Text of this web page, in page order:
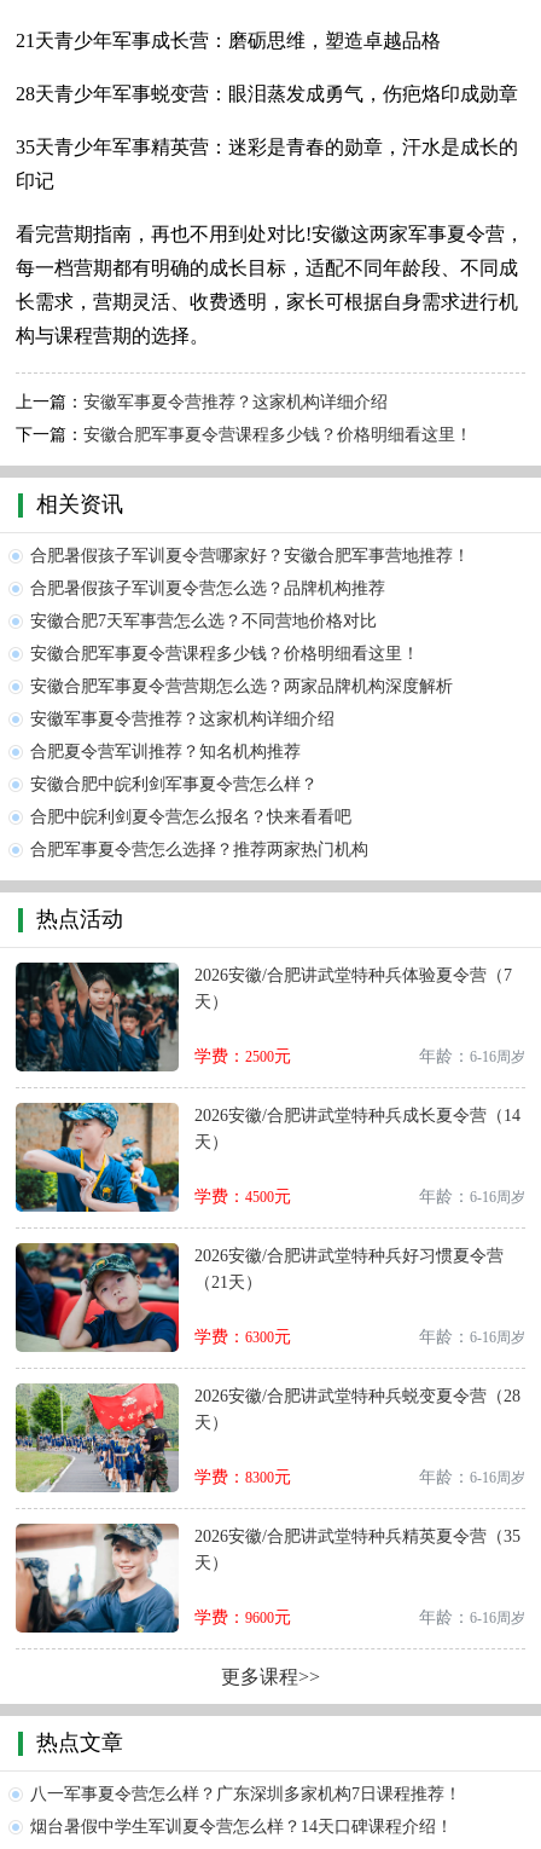
21天青少年军事成长营：磨砺思维，塑造卓越品格
28天青少年军事蜕变营：眼泪蒸发成勇气，伤疤烙印成勋章
35天青少年军事精英营：迷彩是青春的勋章，汗水是成长的
印记
看完营期指南，再也不用到处对比!安徽这两家军事夏令营，
每一档营期都有明确的成长目标，适配不同年龄段、不同成
长需求，营期灵活、收费透明，家长可根据自身需求进行机
构与课程营期的选择。
上一篇：安徽军事夏令营推荐？这家机构详细介绍
下一篇：安徽合肥军事夏令营课程多少钱？价格明细看这里！
相关资讯
合肥暑假孩子军训夏令营哪家好？安徽合肥军事营地推荐！
合肥暑假孩子军训夏令营怎么选？品牌机构推荐
安徽合肥7天军事营怎么选？不同营地价格对比
安徽合肥军事夏令营课程多少钱？价格明细看这里！
安徽合肥军事夏令营营期怎么选？两家品牌机构深度解析
安徽军事夏令营推荐？这家机构详细介绍
合肥夏令营军训推荐？知名机构推荐
安徽合肥中皖利剑军事夏令营怎么样？
合肥中皖利剑夏令营怎么报名？快来看看吧
合肥军事夏令营怎么选择？推荐两家热门机构
热点活动
2026安徽/合肥讲武堂特种兵体验夏令营（7
天）
学费： 2500元 年龄： 6-16周岁
2026安徽/合肥讲武堂特种兵成长夏令营（14
天）
学费： 4500元 年龄： 6-16周岁
2026安徽/合肥讲武堂特种兵好习惯夏令营
（21天）
学费： 6300元 年龄： 6-16周岁
2026安徽/合肥讲武堂特种兵蜕变夏令营（28
天）
学费： 8300元 年龄： 6-16周岁
2026安徽/合肥讲武堂特种兵精英夏令营（35
天）
学费： 9600元 年龄： 6-16周岁
更多课程>>
热点文章
八一军事夏令营怎么样？广东深圳多家机构7日课程推荐！
烟台暑假中学生军训夏令营怎么样？14天口碑课程介绍！